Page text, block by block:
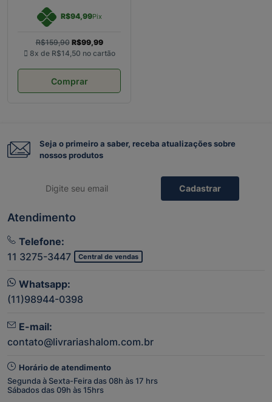
R$94,99Pix
R$159,90 R$99,99
8x de R$14,50 no cartão
Comprar
Seja o primeiro a saber, receba atualizações sobre
nossos produtos
Cadastrar
Atendimento
Telefone:
11 3275-3447
Central de vendas
Whatsapp:
(11)98944-0398
E-mail:
contato@livrariashalom.com.br
Horário de atendimento
Segunda à Sexta-Feira das 08h às 17 hrs
Sábados das 09h às 15hrs